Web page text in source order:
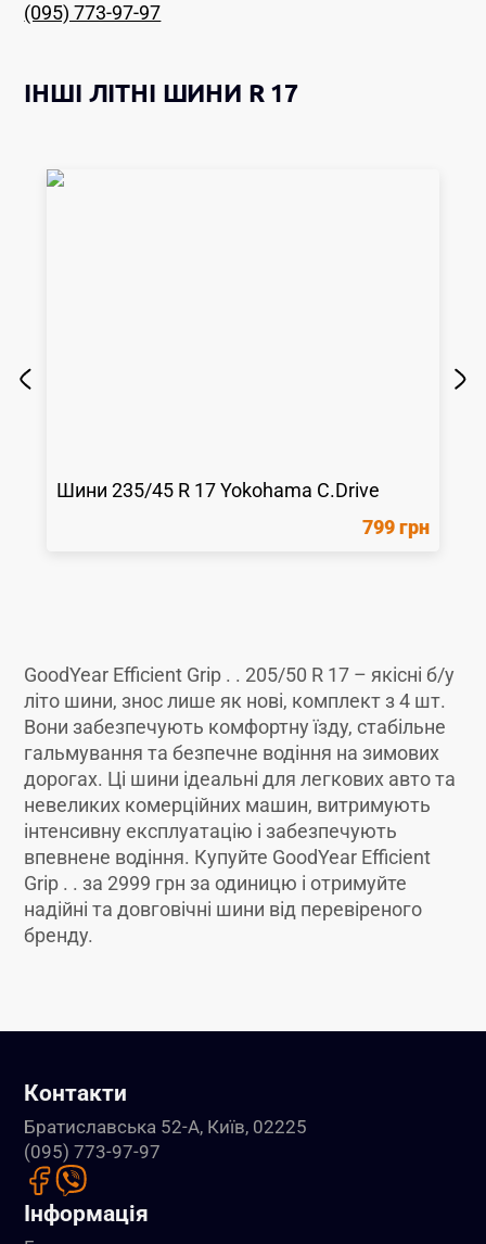
(095) 773-97-97
ІНШІ ЛІТНІ ШИНИ R 17
Шини235/45 R 17 Yokohama C.Drive
799 грн
GoodYear Efficient Grip . . 205/50 R 17 – якісні б/у
літо шини, знос лише як новi, комплект з 4 шт.
Вони забезпечують комфортну їзду, стабільне
гальмування та безпечне водіння на зимових
дорогах. Ці шини ідеальні для легкових авто та
невеликих комерційних машин, витримують
інтенсивну експлуатацію і забезпечують
впевнене водіння. Купуйте GoodYear Efficient
Grip . . за 2999 грн за одиницю і отримуйте
надійні та довговічні шини від перевіреного
бренду.
Контакти
Братиславська 52-А, Київ, 02225
(095) 773-97-97
Інформація